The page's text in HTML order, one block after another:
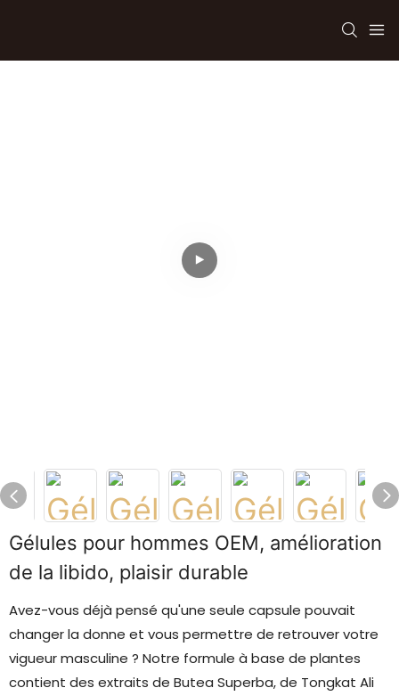
Gélules pour hommes OEM, amélioration
de la libido, plaisir durable
Avez-vous déjà pensé qu'une seule capsule pouvait
changer la donne et vous permettre de retrouver votre
vigueur masculine ? Notre formule à base de plantes
contient des extraits de Butea Superba, de Tongkat Ali